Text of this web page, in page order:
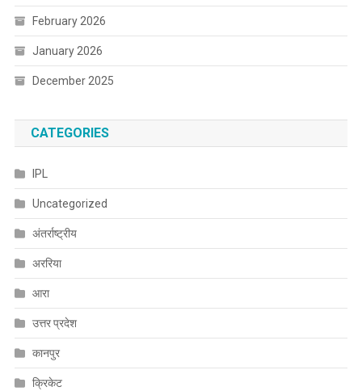
February 2026
January 2026
December 2025
CATEGORIES
IPL
Uncategorized
अंतर्राष्ट्रीय
अररिया
आरा
उत्तर प्रदेश
कानपुर
क्रिकेट